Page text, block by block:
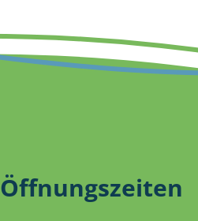
Öffnungszeiten